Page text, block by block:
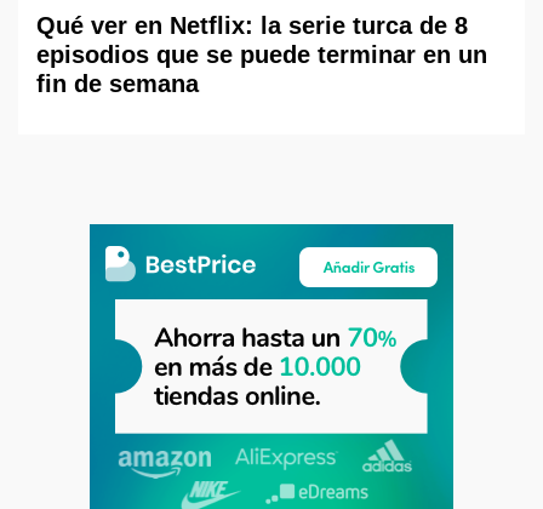
Qué ver en Netflix: la serie turca de 8
episodios que se puede terminar en un
fin de semana